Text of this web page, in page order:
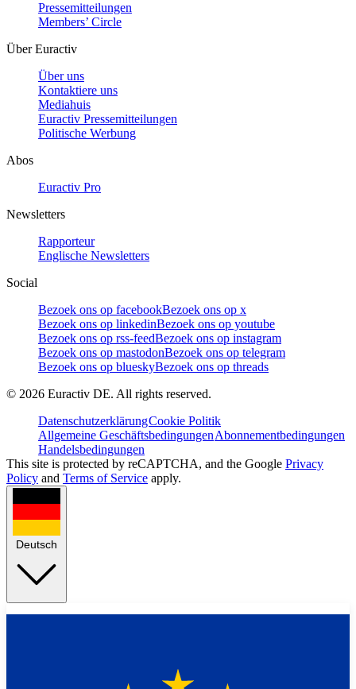
Pressemitteilungen
Members’ Circle
Über Euractiv
Über uns
Kontaktiere uns
Mediahuis
Euractiv Pressemitteilungen
Politische Werbung
Abos
Euractiv Pro
Newsletters
Rapporteur
Englische Newsletters
Social
Bezoek ons op facebookBezoek ons op x
Bezoek ons op linkedinBezoek ons op youtube
Bezoek ons op rss-feedBezoek ons op instagram
Bezoek ons op mastodonBezoek ons op telegram
Bezoek ons op blueskyBezoek ons op threads
© 2026 Euractiv DE. All rights reserved.
DatenschutzerklärungCookie Politik
Allgemeine GeschäftsbedingungenAbonnementbedingungen
Handelsbedingungen
This site is protected by reCAPTCHA, and the Google Privacy
Policy and Terms of Service apply.
Deutsch